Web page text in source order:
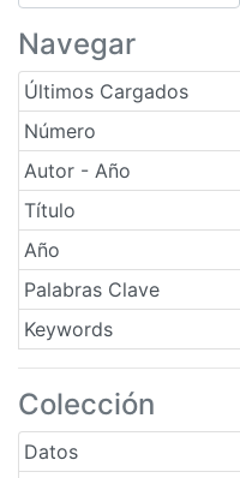
Navegar
Últimos Cargados
Número
Autor - Año
Título
Año
Palabras Clave
Keywords
Colección
Datos